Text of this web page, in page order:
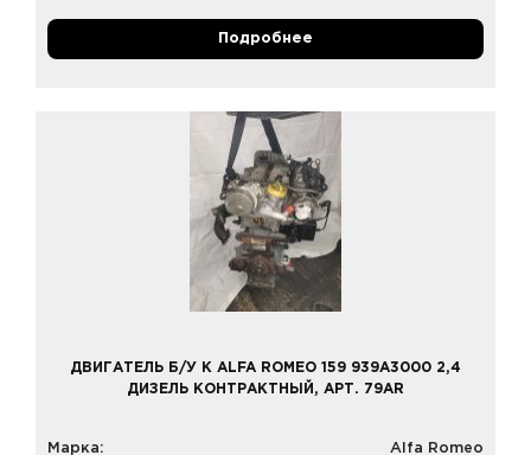
Подробнее
ДВИГАТЕЛЬ Б/У К ALFA ROMEO 159 939A3000 2,4
ДИЗЕЛЬ КОНТРАКТНЫЙ, АРТ. 79AR
Марка:
Alfa Romeo